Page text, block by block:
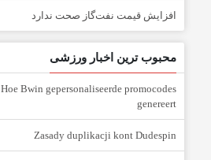
افزایش قیمت نفت‌گاز صحت ندارد
محبوب ترین اخبار ورزشی
Hoe Bwin gepersonaliseerde promocodes
genereert
Zasady duplikacji kont Dudespin